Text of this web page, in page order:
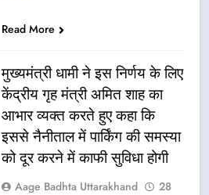
Read More
मुख्यमंत्री धामी ने इस निर्णय के लिए
केंद्रीय गृह मंत्री अमित शाह का
आभार व्यक्त करते हुए कहा कि
इससे नैनीताल में पार्किंग की समस्या
को दूर करने में काफी सुविधा होगी
Aage Badhta Uttarakhand
28